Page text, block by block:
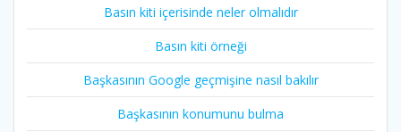
Basın kiti içerisinde neler olmalıdır
Basın kiti örneği
Başkasının Google geçmişine nasıl bakılır
Başkasının konumunu bulma